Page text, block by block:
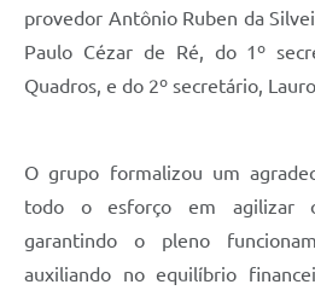
Links
Serviços Online
Notícias
Contato
provedor Antônio Ruben da
Paulo Cézar de Ré, do 1º
Quadros, e do 2º secretário,
O grupo formalizou um
todo o esforço em agilizar
garantindo o pleno
auxiliando no equilíbrio